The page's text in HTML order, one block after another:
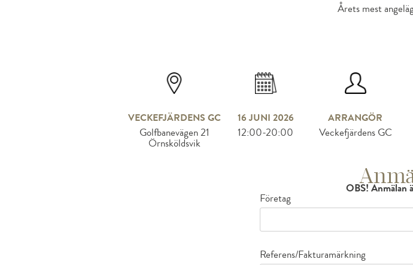
Årets mest
VECKEFJÄRDENS GC
Golfbanevägen 21
Örnsköldsvik
16 JUNI 2026
12:00-20:00
ARRANGÖR
Veckefjärdens GC
OBS! Anmälan
Företag
Referens/Fakturamärkning